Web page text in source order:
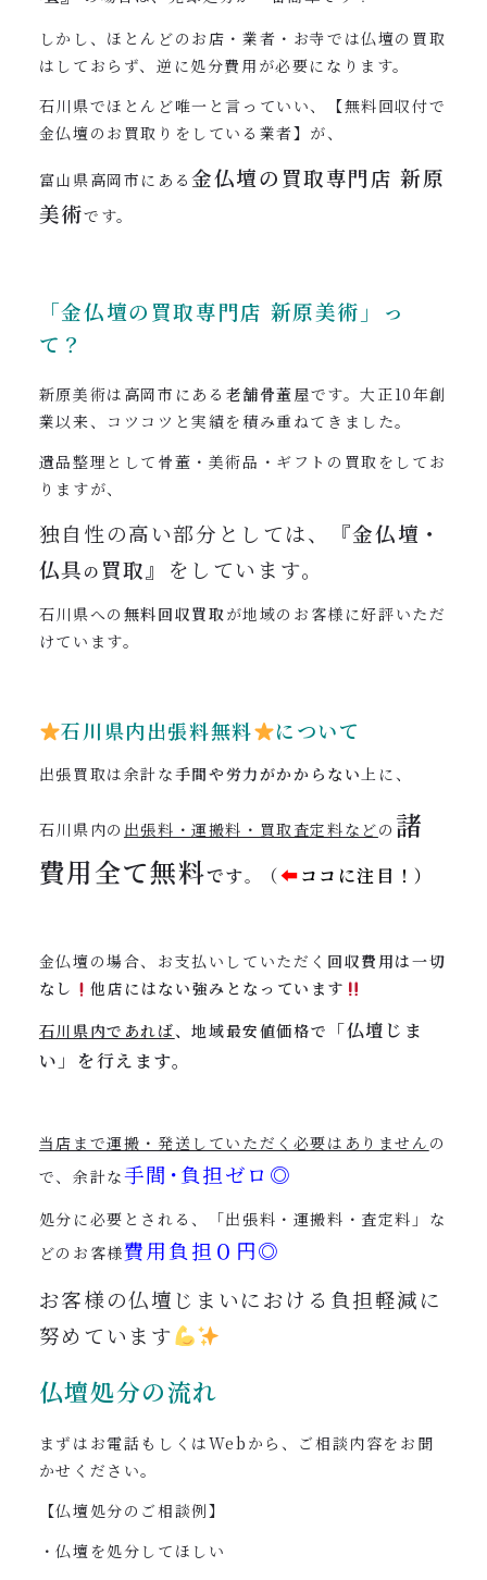
しかし、ほとんどのお店・業者・お寺では仏壇の買取
はしておらず、逆に処分費用が必要になります。
石川県でほとんど唯一と言っていい、【無料回収付で
金仏壇のお買取りをしている業者】が、
富山県高岡市にある金仏壇の買取専門店新原
美術です。
「金仏壇の買取専門店 新原美術」っ
て？
新原美術は高岡市にある 老舗骨董屋です。大正10年創
業以来、コツコツと実績を積み重ねてきました。
遺品整理として骨董・美術品・ギフトの買取をしてお
りますが、
独自性の高い部分としては、
『金仏壇・
仏具 の 買取』 をしています。
石川県への 無料回収買取が地域のお客様に好評いただ
けています。
石川県内出張料無料 について
出張買取は余計な手間や労力がかからない上に、
石川県内の 出張料・運搬料・買取査定料などの 諸
費用全て無料です。 （⬅︎ココに注目！）
金仏壇の場合、お支払いしていただく 回収費用は一切
なし
他店にはない強みとなっています
石川県内であれば、地域最安値価格で 「仏壇じま
い」を行えます。
当店まで運搬・発送していただく必要はありません の
で、余計な手間･負担ゼロ◎
処分に必要とされる、「出張料・運搬料・査定料」な
どのお客様費用負担０円◎
お客様の仏壇じまいにおける負担軽減に
努めています
仏壇処分の流れ
まずはお電話もしくはWebから、ご相談内容をお聞
かせください。
【仏壇処分のご相談例】
・仏壇を処分してほしい